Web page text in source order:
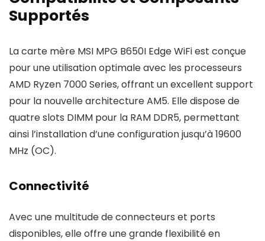
Supportés
La carte mère MSI MPG B650I Edge WiFi est conçue
pour une utilisation optimale avec les processeurs
AMD Ryzen 7000 Series, offrant un excellent support
pour la nouvelle architecture AM5. Elle dispose de
quatre slots DIMM pour la RAM DDR5, permettant
ainsi l’installation d’une configuration jusqu’à 19600
MHz (OC).
Connectivité
Avec une multitude de connecteurs et ports
disponibles, elle offre une grande flexibilité en